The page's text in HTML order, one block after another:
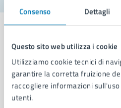
Consenso Dettagli
Questo sito web utilizza i cookie
Utilizziamo cookie tecnici di
garantire la corretta fruizione
raccogliere informazioni
utenti.
Comune di Napoli
AMMINISTRAZIONE